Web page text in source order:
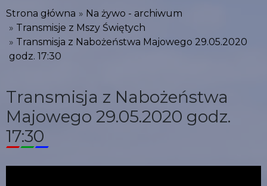
Strona główna
Na żywo - archiwum
Transmisje z Mszy Świętych
Transmisja z Nabożeństwa Majowego 29.05.2020
godz. 17:30
Transmisja z Nabożeństwa
Majowego 29.05.2020 godz.
17:30